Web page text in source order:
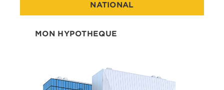
NATIONAL
MON HYPOTHEQUE